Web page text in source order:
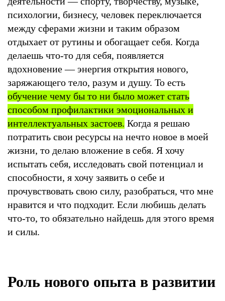
психологии, бизнесу, человек переключается
между сферами жизни и таким образом
отдыхает от рутины и обогащает себя. Когда
делаешь что-то для себя, появляется
вдохновение — энергия открытия нового,
заряжающего тело, разум и душу. То есть
обучение чему бы то ни было может стать
способом профилактики эмоциональных и
интеллектуальных застоев. Когда я решаю
потратить свои ресурсы на нечто новое в моей
жизни, то делаю вложение в себя. Я хочу
испытать себя, исследовать свой потенциал и
способности, я хочу заявить о себе и
прочувствовать свою силу, разобраться, что мне
нравится и что подходит. Если любишь делать
что-то, то обязательно найдешь для этого время
и силы.
Роль нового опыта в развитии